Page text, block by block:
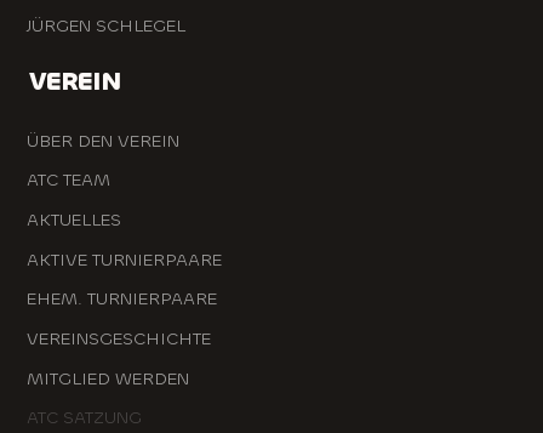
JÜRGEN SCHLEGEL
VEREIN
ÜBER DEN VEREIN
ATC TEAM
AKTUELLES
AKTIVE TURNIERPAARE
EHEM. TURNIERPAARE
VEREINSGESCHICHTE
MITGLIED WERDEN
ATC SATZUNG